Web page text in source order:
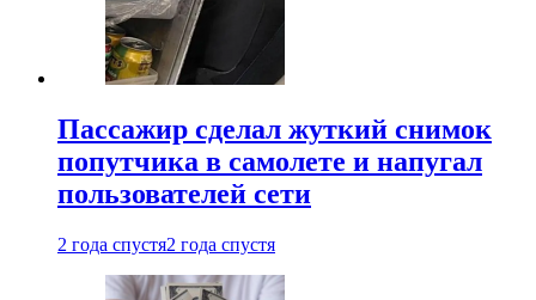
Пассажир сделал жуткий снимок
попутчика в самолете и напугал
пользователей сети
2 года спустя2 года спустя